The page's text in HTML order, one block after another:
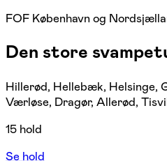
FOF København og
Den store
Hillerød, Hellebæk, Helsinge,
Værløse, Dragør, Allerød,
15 hold
Se hold